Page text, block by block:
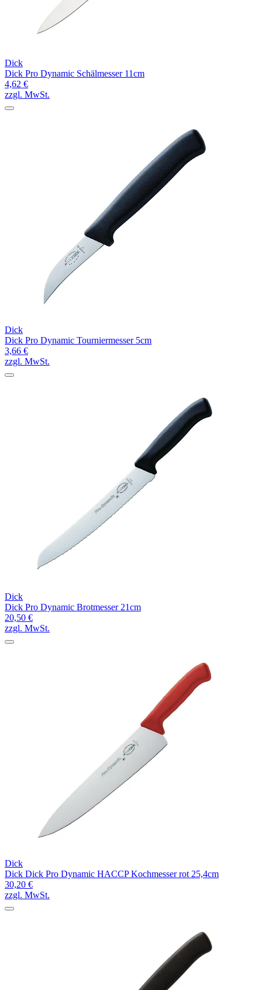
Dick
Dick Pro Dynamic Schälmesser 11cm
4,62 €
zzgl. MwSt.
Dick
Dick Pro Dynamic Tourniermesser 5cm
3,66 €
zzgl. MwSt.
Dick
Dick Pro Dynamic Brotmesser 21cm
20,50 €
zzgl. MwSt.
Dick
Dick Dick Pro Dynamic HACCP Kochmesser rot 25,4cm
30,20 €
zzgl. MwSt.